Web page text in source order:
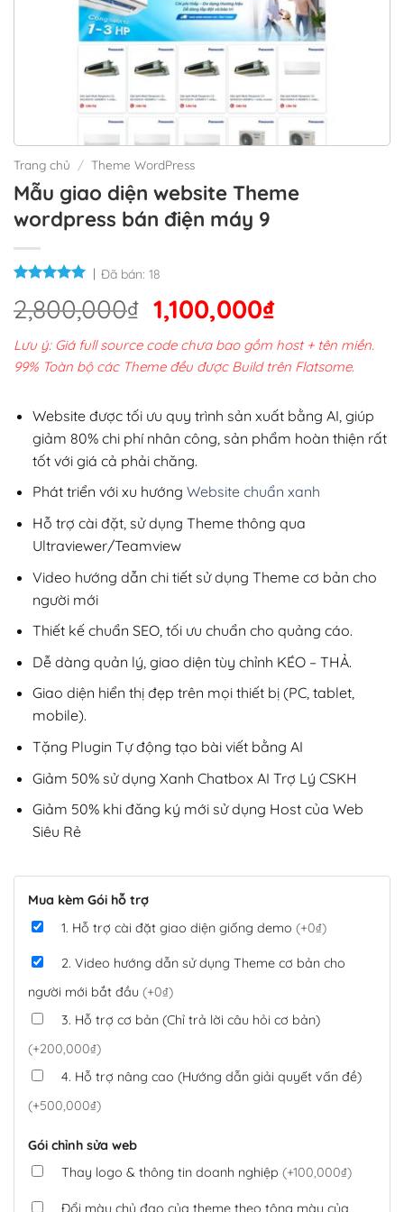
Trang chủ / Theme WordPress
Mẫu giao diện website Theme
wordpress bán điện máy 9
Đã bán: 18
2,800,000₫ Giá
gốc
là:
2,800,000₫.
1,100,000₫Giá
hiện
tại
1,100,000₫.
Lưu ý: Giá full source code chưa bao gồm host + tên miền.
99% Toàn bộ các Theme đều được Build trên Flatsome.
Website được tối ưu quy trình sản xuất bằng AI, giúp
giảm 80% chi phí nhân công, sản phẩm hoàn thiện rất
tốt với giá cả phải chăng.
Phát triển với xu hướng Website chuẩn xanh
Hỗ trợ cài đặt, sử dụng Theme thông qua
Ultraviewer/Teamview
Video hướng dẫn chi tiết sử dụng Theme cơ bản cho
người mới
Thiết kế chuẩn SEO, tối ưu chuẩn cho quảng cáo.
Dễ dàng quản lý, giao diện tùy chỉnh KÉO – THẢ.
Giao diện hiển thị đẹp trên mọi thiết bị (PC, tablet,
mobile).
Tặng Plugin Tự động tạo bài viết bằng AI
Giảm 50% sử dụng Xanh Chatbox AI Trợ Lý CSKH
Giảm 50% khi đăng ký mới sử dụng Host của Web
Siêu Rẻ
Mua kèm Gói hỗ trợ
1. Hỗ trợ cài đặt giao diện giống demo (+0₫)
2. Video hướng dẫn sử dụng Theme cơ bản cho
người mới bắt đầu (+0₫)
3. Hỗ trợ cơ bản (Chỉ trả lời câu hỏi cơ bản)
(+200,000₫)
4. Hỗ trợ nâng cao (Hướng dẫn giải quyết vấn đề)
(+500,000₫)
Gói chỉnh sửa web
Thay logo & thông tin doanh nghiệp (+100,000₫)
Đổi màu chủ đạo của theme theo tông màu của